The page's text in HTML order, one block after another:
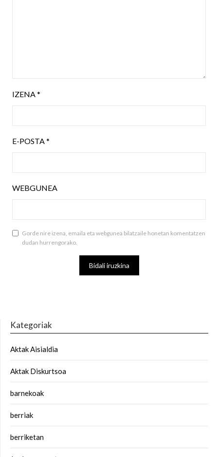
IZENA*
E-POSTA*
WEBGUNEA
Gorde nire izena, emaila eta webgunea bilatzaile honetan komentatzen
dudan hurrengorako.
Kategoriak
Aktak Aisialdia
Aktak Diskurtsoa
barnekoak
berriak
berriketan